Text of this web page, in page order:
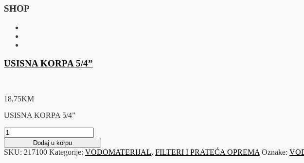
SHOP
USISNA KORPA 5/4”
18,75KM
USISNA KORPA 5/4”
USISNA
KORPA
5/4"
količina
Dodaj u korpu
SKU: 217100 Kategorije: VODOMATERIJAL, FILTERI I PRATEĆA OPREMA Oznake: